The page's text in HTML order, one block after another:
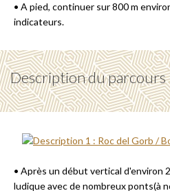
• A pied, continuer sur 800 m
indicateurs.
Description du parcours
• Après un début vertical d'environ
ludique avec de nombreux ponts(à